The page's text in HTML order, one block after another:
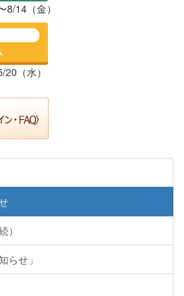
8/14（金）
（水）
）
らせ」